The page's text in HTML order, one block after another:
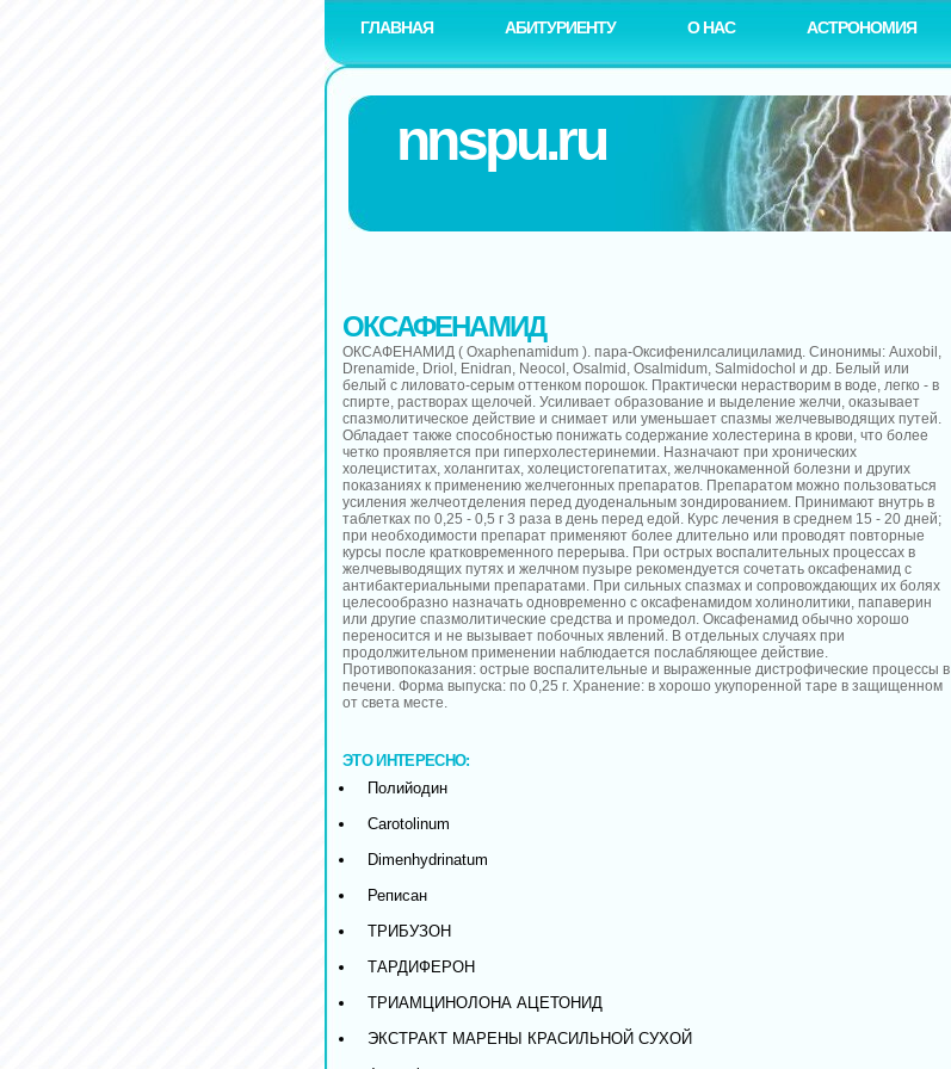
ГЛАВНАЯ АБИТУРИЕНТУ О НАС АСТРОНОМИЯ
nnspu.ru
ОКСАФЕНАМИД
ОКСАФЕНАМИД ( Oxaphenamidum ). пара-Оксифенилсалициламид. Синонимы: Аuxobil,
Drenamidе, Driol, Enidran, Neocol, Osalmid, Osalmidum, Salmidochol и др. Белый или
белый с лиловато-серым оттенком порошок. Практически нерастворим в воде, легко - в
спирте, растворах щелочей. Усиливает образование и выделение желчи, оказывает
спазмолитическое действие и снимает или уменьшает спазмы желчевыводящих путей.
Обладает также способностью понижать содержание холестерина в крови, что более
четко проявляется при гиперхолестеринемии. Назначают при хронических
холециститах, холангитах, холецистогепатитах, желчнокаменной болезни и других
показаниях к применению желчегонных препаратов. Препаратом можно пользоваться
усиления желчеотделения перед дуоденальным зондированием. Принимают внутрь в
таблетках по 0,25 - 0,5 г 3 раза в день перед едой. Курс лечения в среднем 15 - 20 дней;
при необходимости препарат применяют более длительно или проводят повторные
курсы после кратковременного перерыва. При острых воспалительных процессах в
желчевыводящих путях и желчном пузыре рекомендуется сочетать оксафенамид с
антибактериальными препаратами. При сильных спазмах и сопровождающих их болях
целесообразно назначать одновременно с оксафенамидом холинолитики, папаверин
или другие спазмолитические средства и промедол. Оксафенамид обычно хорошо
переносится и не вызывает побочных явлений. В отдельных случаях при
продолжительном применении наблюдается послабляющее действие.
Противопоказания: острые воспалительные и выраженные дистрофические процессы в
печени. Форма выпуска: по 0,25 г. Хранение: в хорошо укупоренной таре в защищенном
от света месте.
ЭТО ИНТЕРЕСНО:
Полийодин
Carotolinum
Dimenhydrinatum
Реписан
ТРИБУЗОН
ТАРДИФЕРОН
ТРИАМЦИНОЛОНА АЦЕТОНИД
ЭКСТРАКТ МАРЕНЫ КРАСИЛЬНОЙ СУХОЙ